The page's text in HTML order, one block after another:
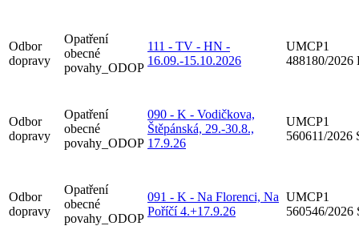
Odbor
dopravy
Opatření
obecné
povahy_ODOP
111 - TV - HN -
16.09.-15.10.2026
UMCP1
488180/2026
Odbor
dopravy
Opatření
obecné
povahy_ODOP
090 - K - Vodičkova,
Štěpánská, 29.-30.8.,
17.9.26
UMCP1
560611/2026
Odbor
dopravy
Opatření
obecné
povahy_ODOP
091 - K - Na Florenci, Na
Poříčí 4.+17.9.26
UMCP1
560546/2026